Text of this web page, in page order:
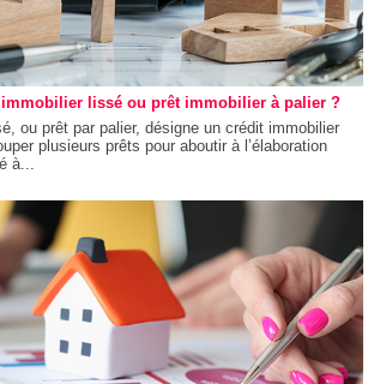
lissé ou prêt immobilier à palier ?
ou prêt par palier, désigne un crédit immobilier
plusieurs prêts pour aboutir à l’élaboration
à...